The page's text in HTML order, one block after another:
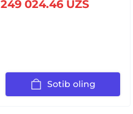
249 024.46 UZS
Sotib oling